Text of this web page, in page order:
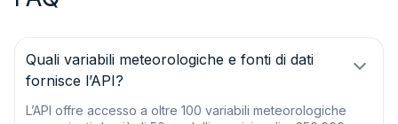
Quali variabili meteorologiche e fonti di dati
fornisce l’API?
L’API offre accesso a oltre 100 variabili meteorologiche